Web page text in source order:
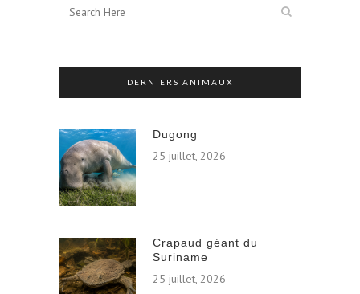
DERNIERS ANIMAUX
Dugong
25 juillet, 2026
Crapaud géant du
Suriname
25 juillet, 2026